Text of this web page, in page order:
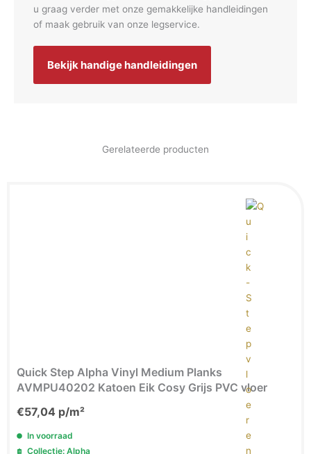
u graag verder met onze gemakkelijke handleidingen
of maak gebruik van onze legservice.
Bekijk handige handleidingen
Gerelateerde producten
Quick Step Alpha Vinyl Medium Planks
AVMPU40202 Katoen Eik Cosy Grijs PVC vloer
€57,04 p/m²
In voorraad
Collectie: Alpha